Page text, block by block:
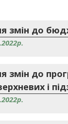
змін до
змін до
і